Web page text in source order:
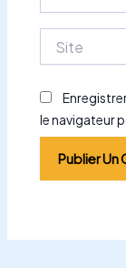
le navigateur